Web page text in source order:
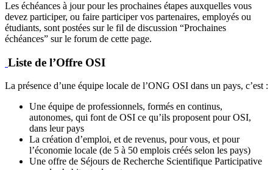
Les échéances à jour pour les prochaines étapes auxquelles vous
devez participer, ou faire participer vos partenaires, employés ou
étudiants, sont postées sur le fil de discussion “Prochaines
échéances” sur le forum de cette page.
Liste de l’Offre OSI
La présence d’une équipe locale de l’ONG OSI dans un pays, c’est :
Une équipe de professionnels, formés en continus,
autonomes, qui font de OSI ce qu’ils proposent pour OSI,
dans leur pays
La création d’emploi, et de revenus, pour vous, et pour
l’économie locale (de 5 à 50 emplois créés selon les pays)
Une offre de Séjours de Recherche Scientifique Participative